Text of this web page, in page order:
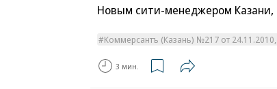
Новым сити-менеджером Казани,
Коммерсантъ (Казань) №217 от 24.11.2010,
3 мин.